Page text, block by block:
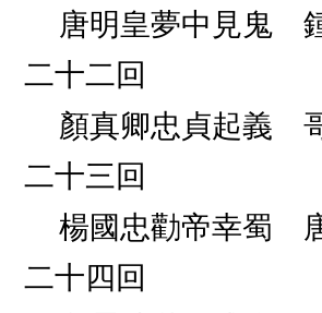
唐明皇夢中見鬼
二十二回
顏真卿忠貞起義
二十三回
楊國忠勸帝幸蜀
二十四回